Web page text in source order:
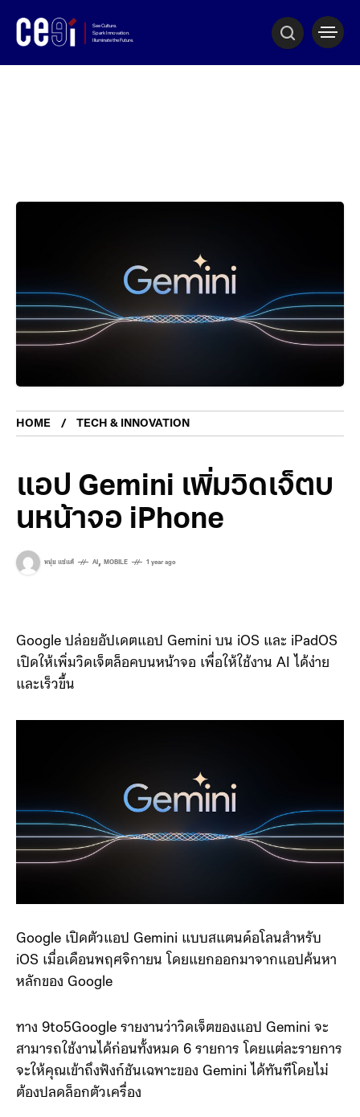
HOME TECH & INNOVATION
แอป Gemini เพิ่มวิดเจ็ตบ
นหน้าจอ iPhone
หนุ่ย แซ่แต้ AI , MOBILE 1 year ago
Google ปล่อยอัปเดตแอป Gemini บน iOS และ iPadOS
เปิดให้เพิ่มวิดเจ็ตล็อคบนหน้าจอ เพื่อให้ใช้งาน AI ได้ง่าย
และเร็วขึ้น
Google เปิดตัวแอป Gemini แบบสแตนด์อโลนสำหรับ
iOS เมื่อเดือนพฤศจิกายน โดยแยกออกมาจากแอปค้นหา
หลักของ Google
ทาง 9to5Google รายงานว่าวิดเจ็ตของแอป Gemini จะ
สามารถใช้งานได้ก่อนทั้งหมด 6 รายการ โดยแต่ละรายการ
จะให้คุณเข้าถึงฟังก์ชันเฉพาะของ Gemini ได้ทันทีโดยไม่
ต้องปลดล็อกตัวเครื่อง